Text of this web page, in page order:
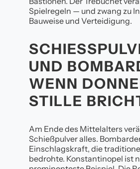
Spielregeln — und zwang zu
Bauweise und Verteidigung.
ND
ENN DONNER
TILLE BRICHT
Am Ende des Mittelalters
Schießpulver alles.
Einschlagskraft, die
bedrohte. Konstantinopel ist